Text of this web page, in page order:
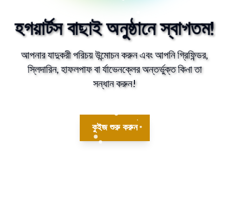
হগয়ার্টস বাছাই অনুষ্ঠানে স্বাগতম!
আপনার যাদুকরী পরিচয় উন্মোচন করুন এবং আপনি গ্রিফিন্ডর,
স্লিদারিন, হাফলপাফ বা র্যাভেনক্লের অন্তর্ভুক্ত কিনা তা
সন্ধান করুন!
কুইজ শুরু করুন